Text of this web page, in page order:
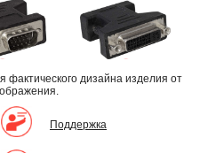
дизайна изделия от
Поддержка